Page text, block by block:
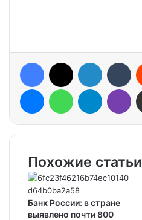
Похожие статьи
Банк России: в стране
выявлено почти 800